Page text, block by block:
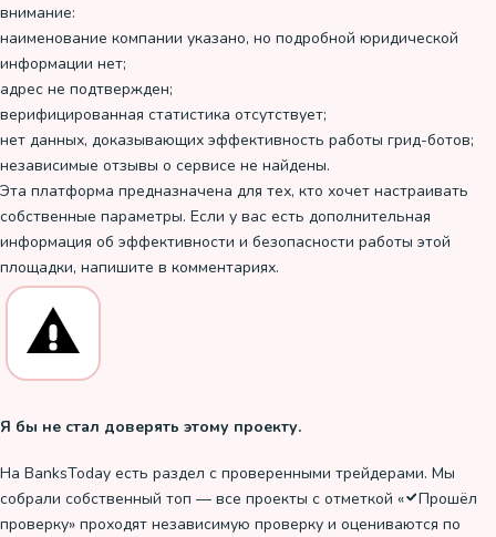
внимание:
наименование компании указано, но подробной юридической
информации нет;
адрес не подтвержден;
верифицированная статистика отсутствует;
нет данных, доказывающих эффективность работы грид-ботов;
независимые отзывы о сервисе не найдены.
Эта платформа предназначена для тех, кто хочет настраивать
собственные параметры. Если у вас есть дополнительная
информация об эффективности и безопасности работы этой
площадки, напишите в комментариях.
Я бы не стал доверять этому проекту.
На BanksToday есть раздел с проверенными трейдерами. Мы
собрали собственный топ — все проекты с отметкой «
Прошёл
проверку» проходят независимую проверку и оцениваются по